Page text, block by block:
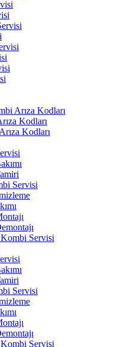
Arıza Kodları
Kodları
Kodları
Servisi
Servisi
Servisi
Servisi